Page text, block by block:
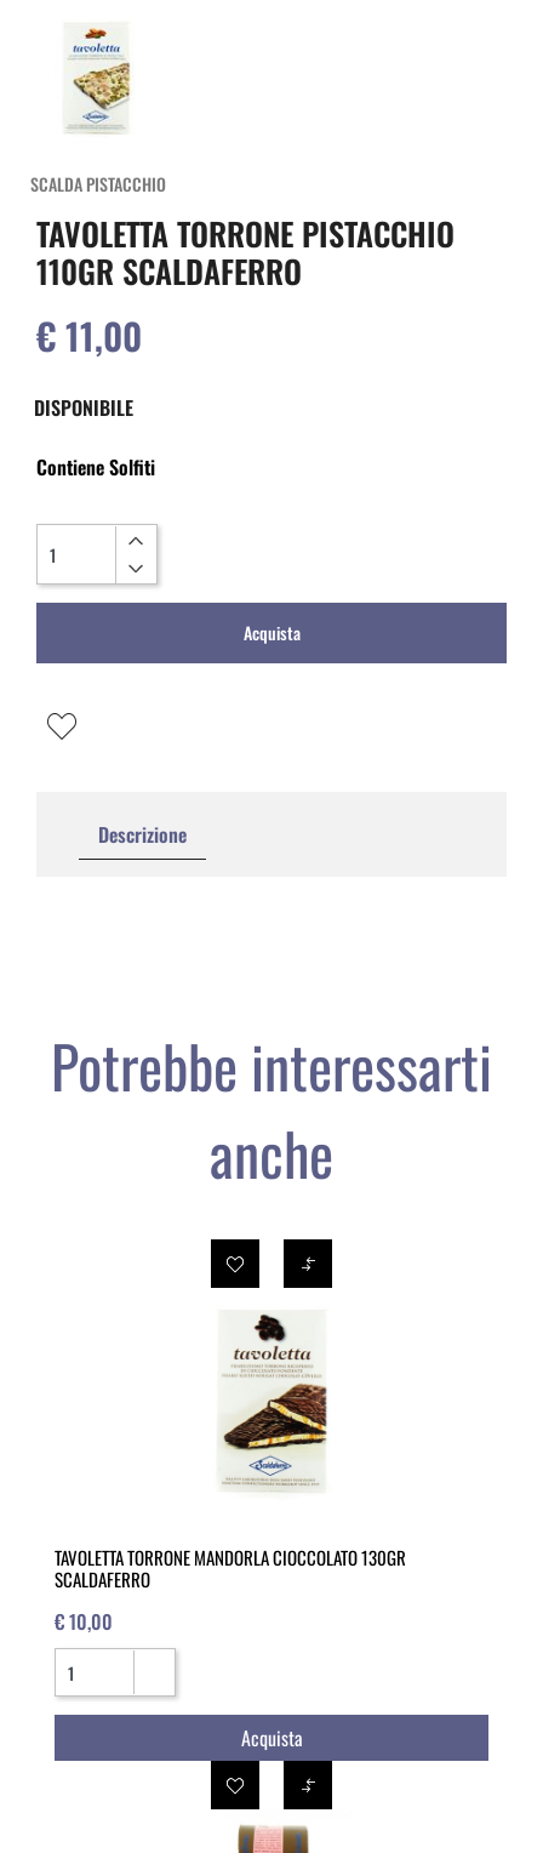
SCALDA PISTACCHIO
TAVOLETTA TORRONE PISTACCHIO
110GR SCALDAFERRO
€ 11,00
DISPONIBILE
Contiene Solfiti
Acquista
Descrizione
Potrebbe interessarti
anche
TAVOLETTA TORRONE MANDORLA CIOCCOLATO 130GR
SCALDAFERRO
€ 10,00
Quantità
Acquista